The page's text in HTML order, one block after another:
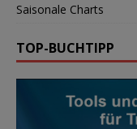
Saisonale Charts
TOP-BUCHTIPP